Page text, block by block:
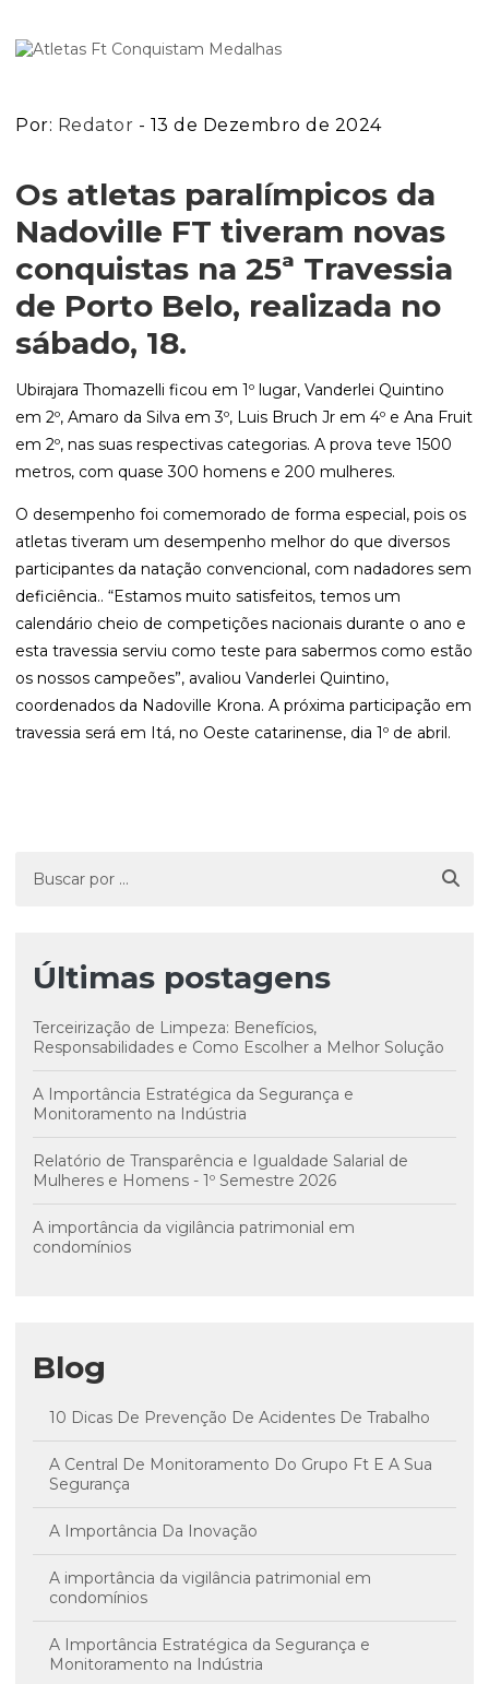
Por: Redator - 13 de Dezembro de 2024
Os atletas paralímpicos da
Nadoville FT tiveram novas
conquistas na 25ª Travessia
de Porto Belo, realizada no
sábado, 18.
Ubirajara Thomazelli ficou em 1º lugar, Vanderlei Quintino
em 2º, Amaro da Silva em 3º, Luis Bruch Jr em 4º e Ana Fruit
em 2º, nas suas respectivas categorias. A prova teve 1500
metros, com quase 300 homens e 200 mulheres.
O desempenho foi comemorado de forma especial, pois os
atletas tiveram um desempenho melhor do que diversos
participantes da natação convencional, com nadadores sem
deficiência.. “Estamos muito satisfeitos, temos um
calendário cheio de competições nacionais durante o ano e
esta travessia serviu como teste para sabermos como estão
os nossos campeões”, avaliou Vanderlei Quintino,
coordenados da Nadoville Krona. A próxima participação em
travessia será em Itá, no Oeste catarinense, dia 1º de abril.
Últimas postagens
Terceirização de Limpeza: Benefícios,
Responsabilidades e Como Escolher a Melhor Solução
A Importância Estratégica da Segurança e
Monitoramento na Indústria
Relatório de Transparência e Igualdade Salarial de
Mulheres e Homens - 1º Semestre 2026
A importância da vigilância patrimonial em
condomínios
Blog
10 Dicas De Prevenção De Acidentes De Trabalho
A Central De Monitoramento Do Grupo Ft E A Sua
Segurança
A Importância Da Inovação
A importância da vigilância patrimonial em
condomínios
A Importância Estratégica da Segurança e
Monitoramento na Indústria